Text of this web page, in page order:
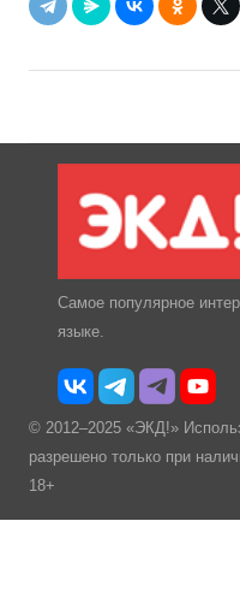
Самое популярное
языке.
© 2012–2025 «ЭКД!»
разрешено только при
18+